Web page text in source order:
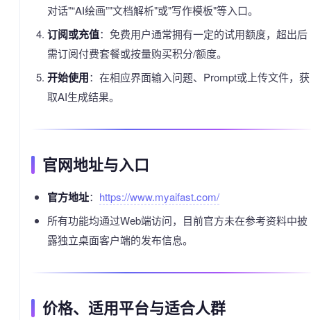
对话"“AI绘画”"文档解析"或"写作模板"等入口。
订阅或充值：免费用户通常拥有一定的试用额度，超出后
需订阅付费套餐或按量购买积分/额度。
开始使用：在相应界面输入问题、Prompt或上传文件，获
取AI生成结果。
官网地址与入口
官方地址： https://www.myaifast.com/
所有功能均通过Web端访问，目前官方未在参考资料中披
露独立桌面客户端的发布信息。
价格、适用平台与适合人群